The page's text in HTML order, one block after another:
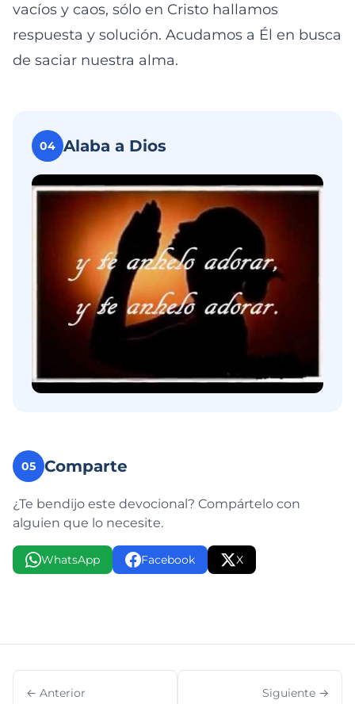
vacíos y caos, sólo en Cristo hallamos
respuesta y solución. Acudamos a Él en busca
de saciar nuestra alma.
04 Alaba a Dios
05 Comparte
¿Te bendijo este devocional? Compártelo con
alguien que lo necesite.
WhatsApp Facebook X
← Anterior Siguiente →